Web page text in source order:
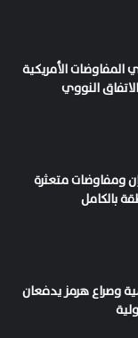
الأمريكية
النووي
ومفاوضات متعثرة
بالكامل
وصراع هرمز يدفعان